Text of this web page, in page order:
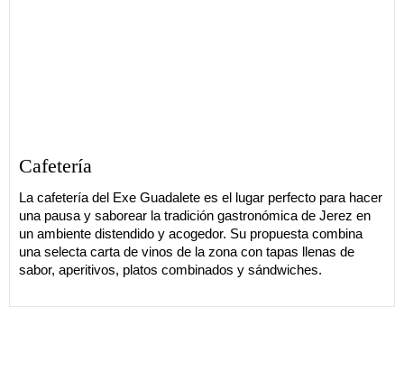
Cafetería
La cafetería del Exe Guadalete es el lugar perfecto para hacer
una pausa y saborear la tradición gastronómica de Jerez en
un ambiente distendido y acogedor. Su propuesta combina
una selecta carta de vinos de la zona con tapas llenas de
sabor, aperitivos, platos combinados y sándwiches.